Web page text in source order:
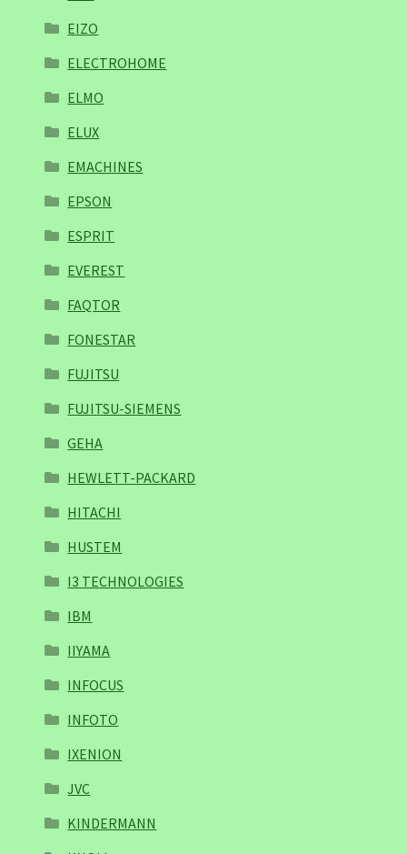
EIZO
ELECTROHOME
ELMO
ELUX
EMACHINES
EPSON
ESPRIT
EVEREST
FAQTOR
FONESTAR
FUJITSU
FUJITSU-SIEMENS
GEHA
HEWLETT-PACKARD
HITACHI
HUSTEM
I3 TECHNOLOGIES
IBM
IIYAMA
INFOCUS
INFOTO
IXENION
JVC
KINDERMANN